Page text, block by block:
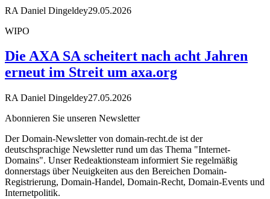
RA Daniel Dingeldey29.05.2026
WIPO
Die AXA SA scheitert nach acht Jahren
erneut im Streit um axa.org
RA Daniel Dingeldey27.05.2026
Abonnieren Sie unseren Newsletter
Der Domain-Newsletter von domain-recht.de ist der
deutschsprachige Newsletter rund um das Thema "Internet-
Domains". Unser Redeaktionsteam informiert Sie regelmäßig
donnerstags über Neuigkeiten aus den Bereichen Domain-
Registrierung, Domain-Handel, Domain-Recht, Domain-Events und
Internetpolitik.